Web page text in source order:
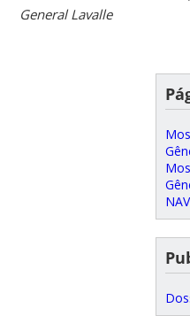
General Lavalle